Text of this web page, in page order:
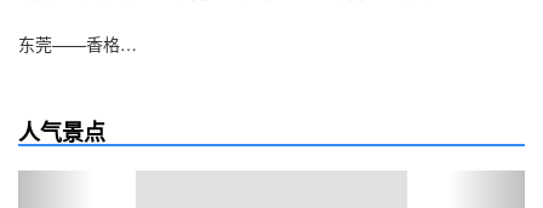
东莞——香格里拉
人气景点